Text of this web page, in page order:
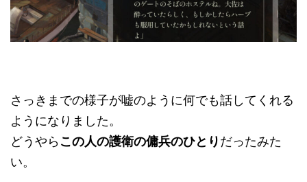
さっきまでの様子が嘘のように何でも話してくれる
ようになりました。
どうやらこの人の護衛の傭兵のひとりだったみた
い。